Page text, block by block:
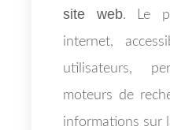
site web. Le
internet,
utilisateurs,
moteurs de
informations sur